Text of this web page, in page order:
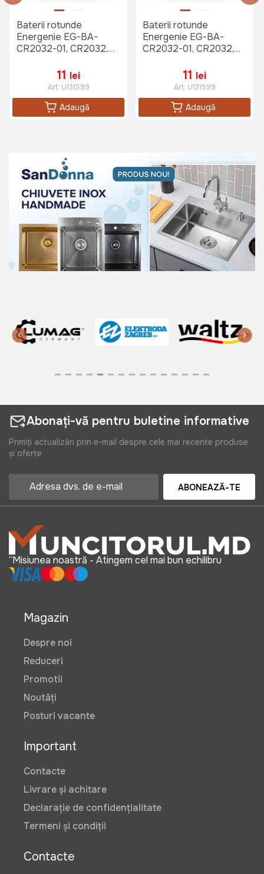
Baterii rotunde
Energenie EG-BA-
CR2032-01, CR2032,
11 lei
Art: U131599
Adaugă
Baterii rotunde
Energenie EG-BA-
CR2032-01, CR2032,
11 lei
Art: U131599
Adaugă
Abonați-vă pentru buletine informative
Primiți actualizări prin e-mail despre cele mai recente produse
și oferte
ABONEAZĂ-TE
“Misiunea noastră - Atingem cel mai bun echilibru
Magazin
Despre noi
Reduceri
Promotii
Noutăți
Posturi vacante
Important
Contacte
Livrare și achitare
Declarație de confidențialitate
Termeni și condiții
Contacte